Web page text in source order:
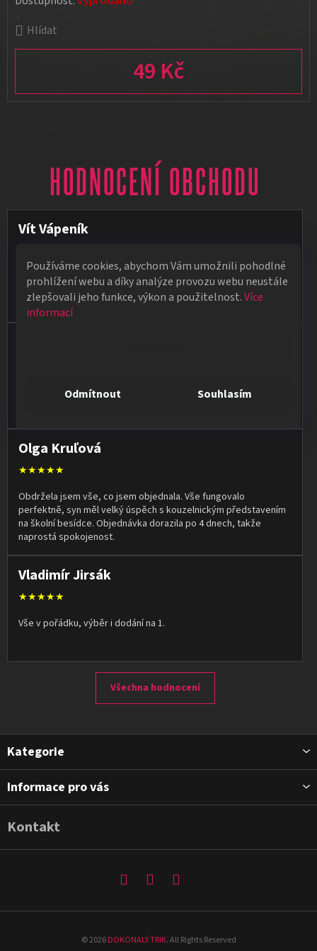
Používáme cookies, abychom Vám umožnili pohodlné
prohlížení webu a díky analýze provozu webu neustále
zlepšovali jeho funkce, výkon a použitelnost.Více
informací
Odmítnout Souhlasím
Hlídat
49 Kč
HODNOCENÍ OBCHODU
Vít Vápeník
Poradí, pomůžou. Zboží je kvalitní a rychlé dodání pokud je zboží
skladem. Ale i když zboží skladem není snaží se doručit do
týdne.
Vše ok, rychlé dodání
Olga Kruľová
★★★★★
Obdržela jsem vše, co jsem objednala. Vše fungovalo
perfektně, syn měl velký úspěch s kouzelnickým představením
na školní besídce. Objednávka dorazila po 4 dnech, takže
naprostá spokojenost.
Vladimír Jirsák
★★★★★
Vše v pořádku, výběr i dodání na 1.
Všechna hodnocení
Z
p
Kategorie
Informace pro vás
Kontakt
©2026 DOKONALÝ TRIK. All Rights Reserved